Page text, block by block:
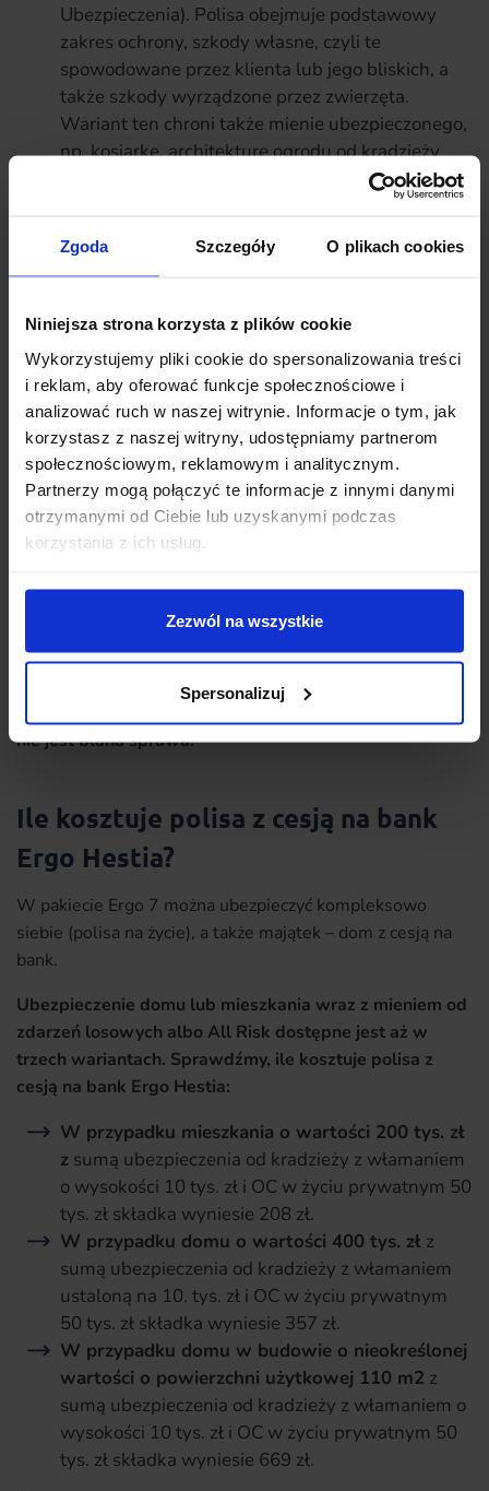
Zgoda Szczegóły O plikach cookies
Niniejsza strona korzysta z plików cookie
Wykorzystujemy pliki cookie do spersonalizowania treści
i reklam, aby oferować funkcje społecznościowe i
analizować ruch w naszej witrynie. Informacje o tym, jak
korzystasz z naszej witryny, udostępniamy partnerom
społecznościowym, reklamowym i analitycznym.
Partnerzy mogą połączyć te informacje z innymi danymi
otrzymanymi od Ciebie lub uzyskanymi podczas
korzystania z ich usług.
Zezwól na wszystkie
Spersonalizuj
Ubezpieczenia). Polisa obejmuje podstawowy
zakres ochrony, szkody własne, czyli te
spowodowane przez klienta lub jego bliskich, a
także szkody wyrządzone przez zwierzęta.
Wariant ten chroni także mienie ubezpieczonego,
np. kosiarkę, architekturę ogrodu od kradzieży
warto także wykupić szerszą ochronę w postaci
polisy na życie, która będzie gwarancją spłaty
kredytu w przypadku śmierci ubezpieczonego.
Dobrze dobrana polisa na życie zabezpieczająca kredyt
to taka, która:
gwarantuje stałą wysokość składki
ubezpieczeniowej przez cały okres ochrony;
chroni na wypadek śmierci, niezależnie od jej
okres kredytowania.
nie jest błaha sprawa!
Ile kosztuje polisa z cesją na bank
Ergo Hestia?
W pakiecie Ergo 7 można ubezpieczyć kompleksowo
siebie (polisa na życie), a także majątek – dom z cesją na
bank.
Ubezpieczenie domu lub mieszkania wraz z mieniem od
zdarzeń losowych albo All Risk dostępne jest aż w
trzech wariantach. Sprawdźmy, ile kosztuje polisa z
cesją na bank Ergo Hestia:
W przypadku mieszkania o wartości 200 tys. zł
z sumą ubezpieczenia od kradzieży z włamaniem
o wysokości 10 tys. zł i OC w życiu prywatnym 50
tys. zł składka wyniesie 208 zł.
W przypadku domu o wartości 400 tys. zł z
sumą ubezpieczenia od kradzieży z włamaniem
ustaloną na 10. tys. zł i OC w życiu prywatnym
50 tys. zł składka wyniesie 357 zł.
W przypadku domu w budowie o nieokreślonej
wartości o powierzchni użytkowej 110 m2 z
sumą ubezpieczenia od kradzieży z włamaniem o
wysokości 10 tys. zł i OC w życiu prywatnym 50
tys. zł składka wyniesie 669 zł.